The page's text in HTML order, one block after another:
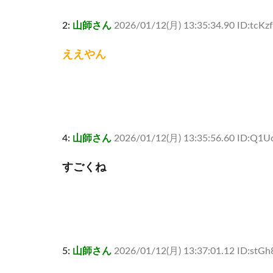
2: 山師さん 2026/01/12(月) 13:35:34.90
ええやん
4: 山師さん 2026/01/12(月) 13:35:56.60
すごくね
5: 山師さん 2026/01/12(月) 13:37:01.12